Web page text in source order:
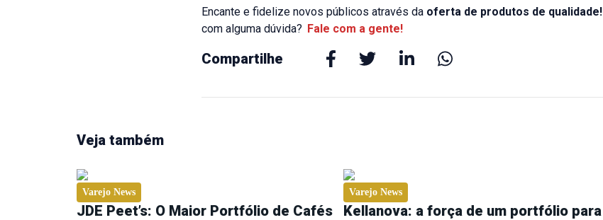
Encante e fidelize novos públicos através da oferta de produtos de qualidade!
com alguma dúvida? Fale com a gente!
Compartilhe
Veja também
Varejo News
JDE Peet’s: O Maior Portfólio de Cafés
Varejo News
Kellanova: a força de um portfólio para